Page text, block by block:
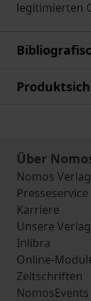
legitimierten
Über
Nomos
Presseservice
Karriere
Unsere
Inlibra
Online-
Zeitschriften
NomosEvents